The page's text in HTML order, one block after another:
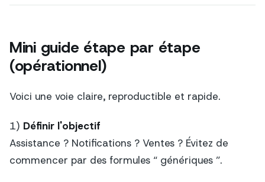
Mini guide étape par étape
(opérationnel)
Voici une voie claire, reproductible et rapide.
1) Définir l'objectif
Assistance ? Notifications ? Ventes ? Évitez de
commencer par des formules “ génériques ”.